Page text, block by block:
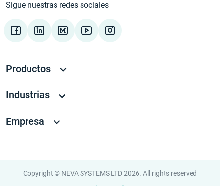
Sigue nuestras redes sociales
Productos
Industrias
Empresa
Copyright © NEVA SYSTEMS LTD 2026. All rights reserved